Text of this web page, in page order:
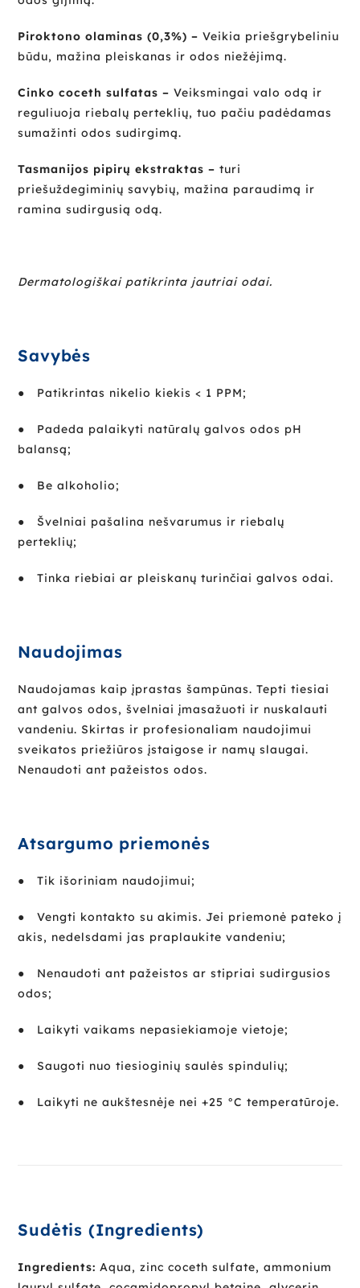
Piroktono olaminas (0,3%) – Veikia priešgrybeliniu
būdu, mažina pleiskanas ir odos niežėjimą.
Cinko coceth sulfatas – Veiksmingai valo odą ir
reguliuoja riebalų perteklių, tuo pačiu padėdamas
sumažinti odos sudirgimą.
Tasmanijos pipirų ekstraktas – turi
priešuždegiminių savybių, mažina paraudimą ir
ramina sudirgusią odą.
Dermatologiškai patikrinta jautriai odai.
Savybės
● Patikrintas nikelio kiekis < 1 PPM;
● Padeda palaikyti natūralų galvos odos pH
balansą;
● Be alkoholio;
● Švelniai pašalina nešvarumus ir riebalų
perteklių;
● Tinka riebiai ar pleiskanų turinčiai galvos odai.
Naudojimas
Naudojamas kaip įprastas šampūnas. Tepti tiesiai
ant galvos odos, švelniai įmasažuoti ir nuskalauti
vandeniu. Skirtas ir profesionaliam naudojimui
sveikatos priežiūros įstaigose ir namų slaugai.
Nenaudoti ant pažeistos odos.
Atsargumo priemonės
● Tik išoriniam naudojimui;
● Vengti kontakto su akimis. Jei priemonė pateko į
akis, nedelsdami jas praplaukite vandeniu;
● Nenaudoti ant pažeistos ar stipriai sudirgusios
odos;
● Laikyti vaikams nepasiekiamoje vietoje;
● Saugoti nuo tiesioginių saulės spindulių;
● Laikyti ne aukštesnėje nei +25 °C temperatūroje.
Sudėtis (Ingredients)
Ingredients: Aqua, zinc coceth sulfate, ammonium